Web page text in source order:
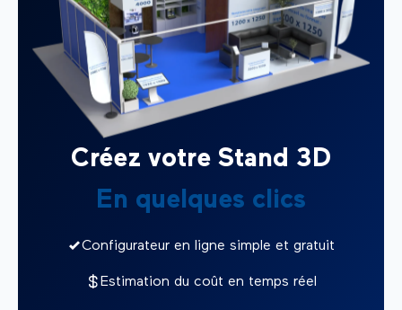
Créez votre Stand 3D
En quelques clics
Configurateur en ligne simple et gratuit
Estimation du coût en temps réel